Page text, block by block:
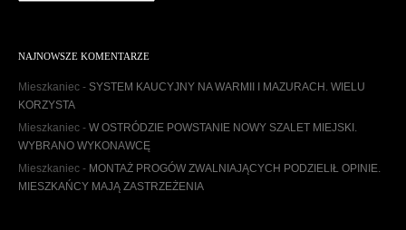
w
u
NAJNOWSZE KOMENTARZE
Mieszkaniec - SYSTEM KAUCYJNY NA WARMII I MAZURACH. WIELU
KORZYSTA
Mieszkaniec - W OSTRÓDZIE POWSTANIE NOWY SZALET MIEJSKI.
WYBRANO WYKONAWCĘ
Mieszkaniec - MONTAŻ PROGÓW ZWALNIAJĄCYCH PODZIELIŁ OPINIE.
MIESZKAŃCY MAJĄ ZASTRZEŻENIA